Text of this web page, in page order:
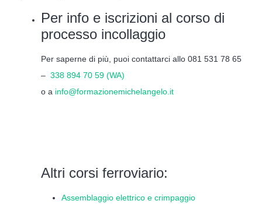
Per info e iscrizioni al corso di
processo incollaggio
Per saperne di più, puoi contattarci allo 081 531 78 65
– 338 894 70 59 (WA)
o a info@formazionemichelangelo.it
Altri corsi ferroviario:
Assemblaggio elettrico e crimpaggio